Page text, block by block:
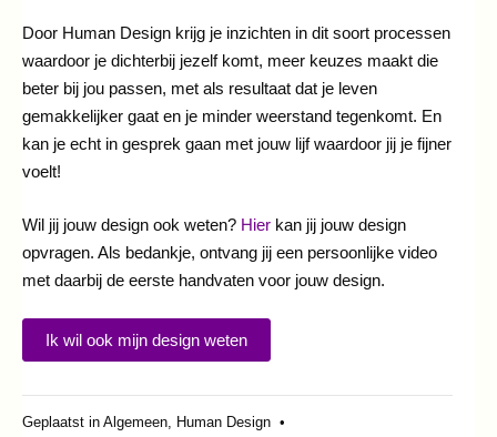
Door Human Design krijg je inzichten in dit soort processen
waardoor je dichterbij jezelf komt, meer keuzes maakt die
beter bij jou passen, met als resultaat dat je leven
gemakkelijker gaat en je minder weerstand tegenkomt. En
kan je echt in gesprek gaan met jouw lijf waardoor jij je fijner
voelt!
Wil jij jouw design ook weten? Hier kan jij jouw design
opvragen. Als bedankje, ontvang jij een persoonlijke video
met daarbij de eerste handvaten voor jouw design.
Ik wil ook mijn design weten
Geplaatst in Algemeen Human Design •